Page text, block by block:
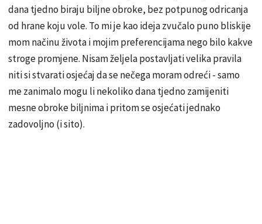
dana tjedno biraju biljne obroke, bez potpunog odricanja
od hrane koju vole. To mi je kao ideja zvučalo puno bliskije
mom načinu života i mojim preferencijama nego bilo kakve
stroge promjene. Nisam željela postavljati velika pravila
niti si stvarati osjećaj da se nečega moram odreći - samo
me zanimalo mogu li nekoliko dana tjedno zamijeniti
mesne obroke biljnima i pritom se osjećati jednako
zadovoljno (i sito).